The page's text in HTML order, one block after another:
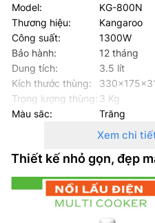
Model:
KG-800N
Thương hiệu:
Kangaroo
Công suất:
1300W
Bảo hành:
12 tháng
Dung tích:
3.5 lít
Kích thước thùng:
Trọng lượng thùng: 3 Kg
Màu sắc:
Trắng
Xem chi
Thiết kế nhỏ gọn, đẹp